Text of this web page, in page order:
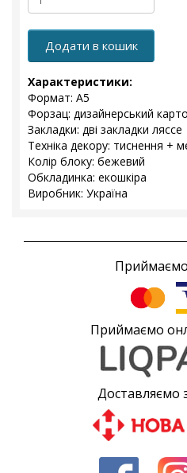
Додати в кошик
Характеристики:
Формат: А5
Форзац: дизайнерський
Закладки: дві закладки ляссе
Техніка декору: тиснення +
Колір блоку: бежевий
Обкладинка: екошкіра
Виробник: Україна
Приймаємо
Доставляємо